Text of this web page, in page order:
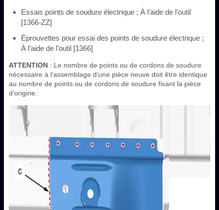
Essais points de soudure électrique ; À l’aide de l’outil
[1366-ZZ]
Éprouvettes pour essai des points de soudure électrique ;
À l’aide de l’outil [1366]
ATTENTION : Le nombre de points ou de cordons de soudure
nécessaire à l’assemblage d’une pièce neuve doit être identique
au nombre de points ou de cordons de soudure fixant la pièce
d’origine.